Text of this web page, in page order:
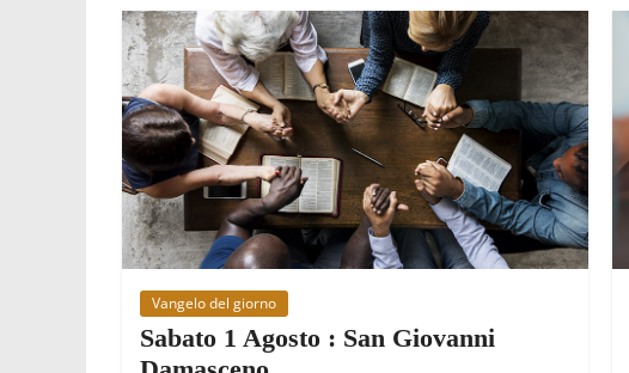
Vangelo del giorno
Sabato 1 Agosto : San Giovanni